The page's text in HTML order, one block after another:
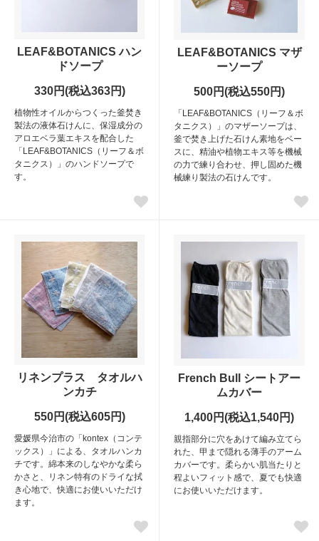
LEAF&BOTANICS ハン
ドソープ
330円(税込363円)
植物性オイルからつくった釜焚き
製法の液体石けんに、保湿成分の
アロエベラ葉エキスを配合した
「LEAF&BOTANICS（リーフ＆ボ
タニクス）」のハンドソープで
す。
LEAF&BOTANICS マザ
ーソープ
500円(税込550円)
「LEAF&BOTANICS（リーフ＆ボ
タニクス）」のマザーソープは、
釜で焚き上げた石けん素地をベー
スに、精油や植物エキス等を機械
の力で練り合わせ、押し固めた機
械練り製法の石けんです。
リネンプラス タオルハ
ンカチ
550円(税込605円)
愛媛県今治市の「kontex（コンテ
ックス）」による、タオルハンカ
チです。綿本来のしなやかな柔ら
かさと、リネン特有のドライな拭
き心地で、快適にお使いいただけ
ます。
French Bull シートアー
ムカバー
1,400円(税込1,540円)
親指部分に穴をあけて編み立てら
れた、甲まで隠れる薄手のアーム
カバーです。柔らかい肌当たりと
程よいフィット感で、夏でも快適
にお使いいただけます。